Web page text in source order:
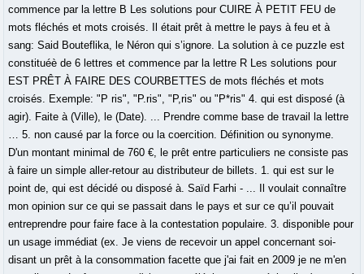
commence par la lettre B Les solutions pour CUIRE À PETIT FEU de
mots fléchés et mots croisés. Il était prêt à mettre le pays à feu et à
sang: Said Bouteflika, le Néron qui s’ignore. La solution à ce puzzle est
constituéè de 6 lettres et commence par la lettre R Les solutions pour
EST PRÊT À FAIRE DES COURBETTES de mots fléchés et mots
croisés. Exemple: "P ris", "P.ris", "P,ris" ou "P*ris" 4. qui est disposé (à
agir). Faite à (Ville), le (Date). ... Prendre comme base de travail la lettre
… 5. non causé par la force ou la coercition. Définition ou synonyme.
D'un montant minimal de 760 €, le prêt entre particuliers ne consiste pas
à faire un simple aller-retour au distributeur de billets. 1. qui est sur le
point de, qui est décidé ou disposé à. Saïd Farhi - ... Il voulait connaître
mon opinion sur ce qui se passait dans le pays et sur ce qu’il pouvait
entreprendre pour faire face à la contestation populaire. 3. disponible pour
un usage immédiat (ex. Je viens de recevoir un appel concernant soi-
disant un prêt à la consommation facette que j'ai fait en 2009 je ne m'en